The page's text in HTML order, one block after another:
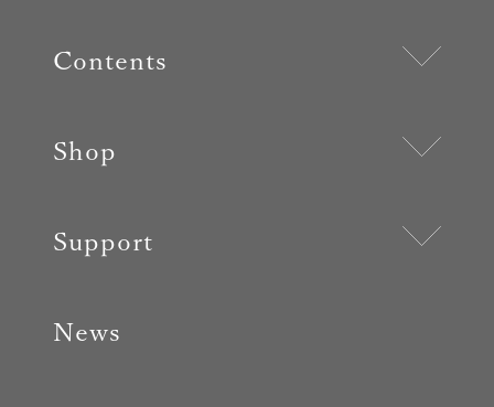
Contents
Shop
Support
News